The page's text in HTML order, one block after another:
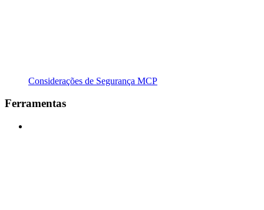
Considerações de Segurança MCP
Ferramentas